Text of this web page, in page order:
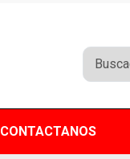
CONTACTANOS